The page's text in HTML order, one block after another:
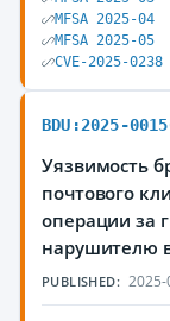
MFSA 2025-04
MFSA 2025-05
CVE-2025-0238
BDU:2025-
Уязвимость
почтового
операции за
нарушителю
PUBLISHED: